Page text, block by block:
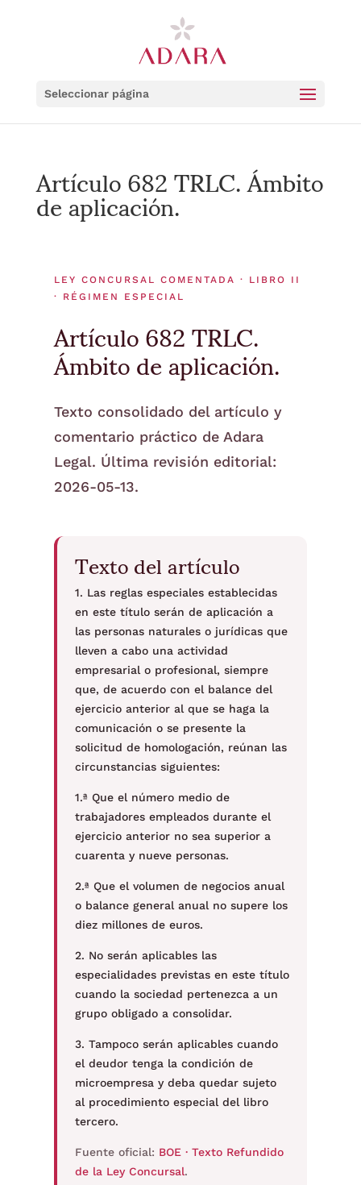
Seleccionar página
Artículo 682 TRLC. Ámbito
de aplicación.
LEY CONCURSAL COMENTADA · LIBRO II
· RÉGIMEN ESPECIAL
Artículo 682 TRLC.
Ámbito de aplicación.
Texto consolidado del artículo y
comentario práctico de Adara
Legal. Última revisión editorial:
2026-05-13.
Texto del artículo
1. Las reglas especiales establecidas
en este título serán de aplicación a
las personas naturales o jurídicas que
lleven a cabo una actividad
empresarial o profesional, siempre
que, de acuerdo con el balance del
ejercicio anterior al que se haga la
comunicación o se presente la
solicitud de homologación, reúnan las
circunstancias siguientes:
1.ª Que el número medio de
trabajadores empleados durante el
ejercicio anterior no sea superior a
cuarenta y nueve personas.
2.ª Que el volumen de negocios anual
o balance general anual no supere los
diez millones de euros.
2. No serán aplicables las
especialidades previstas en este título
cuando la sociedad pertenezca a un
grupo obligado a consolidar.
3. Tampoco serán aplicables cuando
el deudor tenga la condición de
microempresa y deba quedar sujeto
al procedimiento especial del libro
tercero.
Fuente oficial: BOE · Texto Refundido
de la Ley Concursal.